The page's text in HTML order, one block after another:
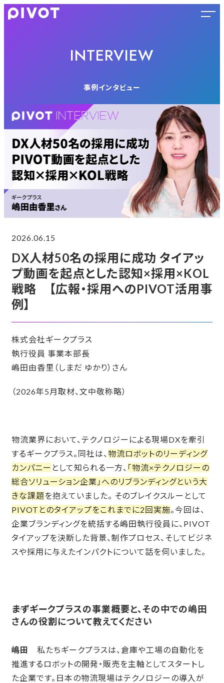
INTERVIEW
事例インタビュー
2026.06.15
DX人材50名の採用に成功 タイアッ
プ動画を起点とした認知×採用×KOL
戦略 【広報・採用へのPIVOT活用事
例】
株式会社ギークプラス
執行役員 事業本部長
嶋田由香里（しまだ ゆかり）さん
（2026年5月取材、文中敬称略）
物流業界において、テクノロジーによる現場DXを牽引
するギークプラス。同社は、 物流ロボットのリーディング
カンパニー として知られる一方、 「物流×テクノロジーの
総合ソリューション企業」へのリブランディングという大
きな課題を抱えていました。 そのブレイクスルーとして
PIVOTとのタイアップをこれまでに2回実施。今回は、
企業ブランディングを統括する嶋田執行役員に、PIVOT
タイアップを決断した背景、制作プロセス、そしてビジネ
スや採用に与えたインパクトについて話を伺いました。
まずギークプラスの事業概要と、その中での嶋田
さんの役割について教えてください
嶋田 私たちギークプラスは、倉庫や工場の自動化を
推進するロボットの開発・販売を主軸としてスタートし
た企業です。日本の物流現場はテクノロジーの導入が